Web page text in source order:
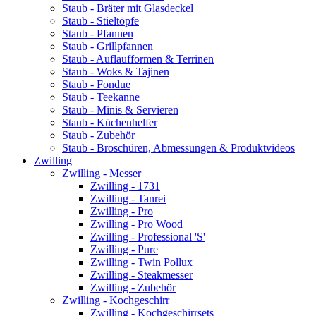
Staub - Bräter mit Glasdeckel
Staub - Stieltöpfe
Staub - Pfannen
Staub - Grillpfannen
Staub - Auflaufformen & Terrinen
Staub - Woks & Tajinen
Staub - Fondue
Staub - Teekanne
Staub - Minis & Servieren
Staub - Küchenhelfer
Staub - Zubehör
Staub - Broschüren, Abmessungen & Produktvideos
Zwilling
Zwilling - Messer
Zwilling - 1731
Zwilling - Tanrei
Zwilling - Pro
Zwilling - Pro Wood
Zwilling - Professional 'S'
Zwilling - Pure
Zwilling - Twin Pollux
Zwilling - Steakmesser
Zwilling - Zubehör
Zwilling - Kochgeschirr
Zwilling - Kochgeschirrsets